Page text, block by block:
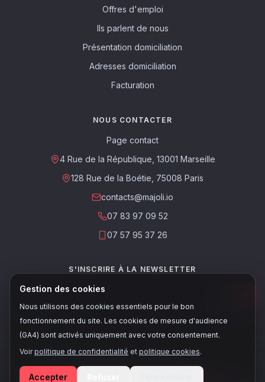
Gestion des cookies
Nous utilisons des cookies essentiels pour le bon
fonctionnement du site. Les cookies de mesure d'audience
(GA4) sont activés uniquement avec votre consentement.
Voir politique de confidentialité et politique cookies.
Accepter
Offres d'emploi
Ils parlent de nous
Présentation domiciliation
Adresses domiciliation
Facturation
NOUS CONTACTER
Page contact
4 Rue de la République, 13001 Marseille
128 Rue de la Boétie, 75008 Paris
contacts@majoli.io
07 83 97 09 52
07 57 95 37 26
S'INSCRIRE À LA NEWSLETTER
Ce site est protégé par reCAPTCHA. Les règles de confidentialité
© 2026, Majoli - Tous droits réservés
Conditions de vente